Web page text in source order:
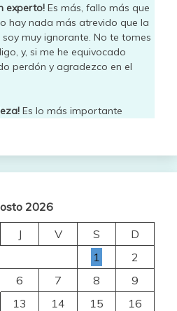
experto! Es más, fallo más que
hay nada más atrevido que la
muy ignorante. No te tomes
y, si me he equivocado
perdón y agradezco en el
Es lo más importante
2026
J V S
D
1
2
6 7 8
9
13 14 15
16